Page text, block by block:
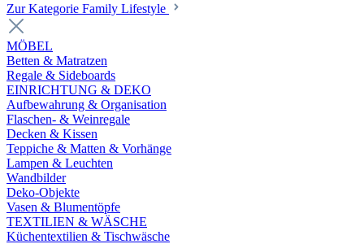
Zur Kategorie Family Lifestyle
MÖBEL
Betten & Matratzen
Regale & Sideboards
EINRICHTUNG & DEKO
Aufbewahrung & Organisation
Flaschen- & Weinregale
Decken & Kissen
Teppiche & Matten & Vorhänge
Lampen & Leuchten
Wandbilder
Deko-Objekte
Vasen & Blumentöpfe
TEXTILIEN & WÄSCHE
Küchentextilien & Tischwäsche